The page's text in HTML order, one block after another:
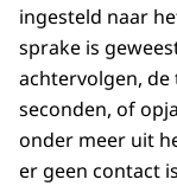
ingesteld naar
sprake is
achtervolgen,
seconden, of
onder meer uit
er geen contact